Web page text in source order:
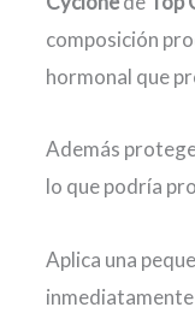
composición
hormonal que
Además
lo que podría
Aplica una